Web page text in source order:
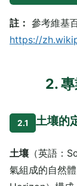
註： 參考維基
https://
2.
2.1 土壤的
土壤 （英語：
氣組成的自然